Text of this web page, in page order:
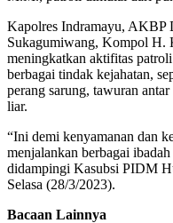
Kapolres Indramayu, AKBP
Sukagumiwang, Kompol H.
meningkatkan aktifitas
berbagai tindak kejahatan,
perang sarung, tawuran
liar.
“Ini demi kenyamanan dan
menjalankan berbagai
didampingi Kasubsi PIDM
Selasa (28/3/2023).
Bacaan Lainnya